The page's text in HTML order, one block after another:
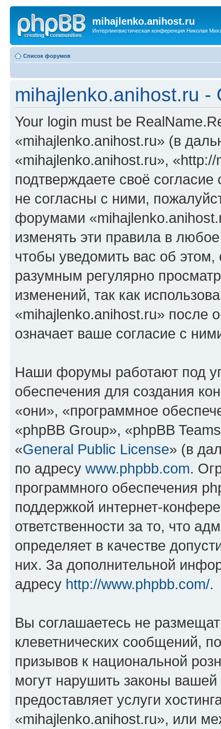
mihajlenko.anihost.ru
Интерлингвистическая конференция Николая
Список форумов
mihajlenko.anihost.ru
Your login must be
«mihajlenko.anihost.ru» (в
«mihajlenko.anihost.ru»,
подтверждаете своё
не согласны с ними,
форумами
изменять эти правила в
чтобы уведомить вас об
разумным регулярно
изменений, так как
«mihajlenko.anihost.ru» после
означает ваше согласие с
Наши форумы работают под
обеспечения для создания
«они», «программное
«phpBB Group», «phpBB
«General Public License» (в
по адресу www.phpbb.com.
программного обеспечения
поддержкой интернет-
ответственности за то, что
определяет в качестве
них. За дополнительной
адресу http://www.phpbb.com/.
Вы соглашаетесь не
клеветнических сообщений,
призывов к национальной
могут нарушить законы
предоставляет услуги
«mihajlenko.anihost.ru», или